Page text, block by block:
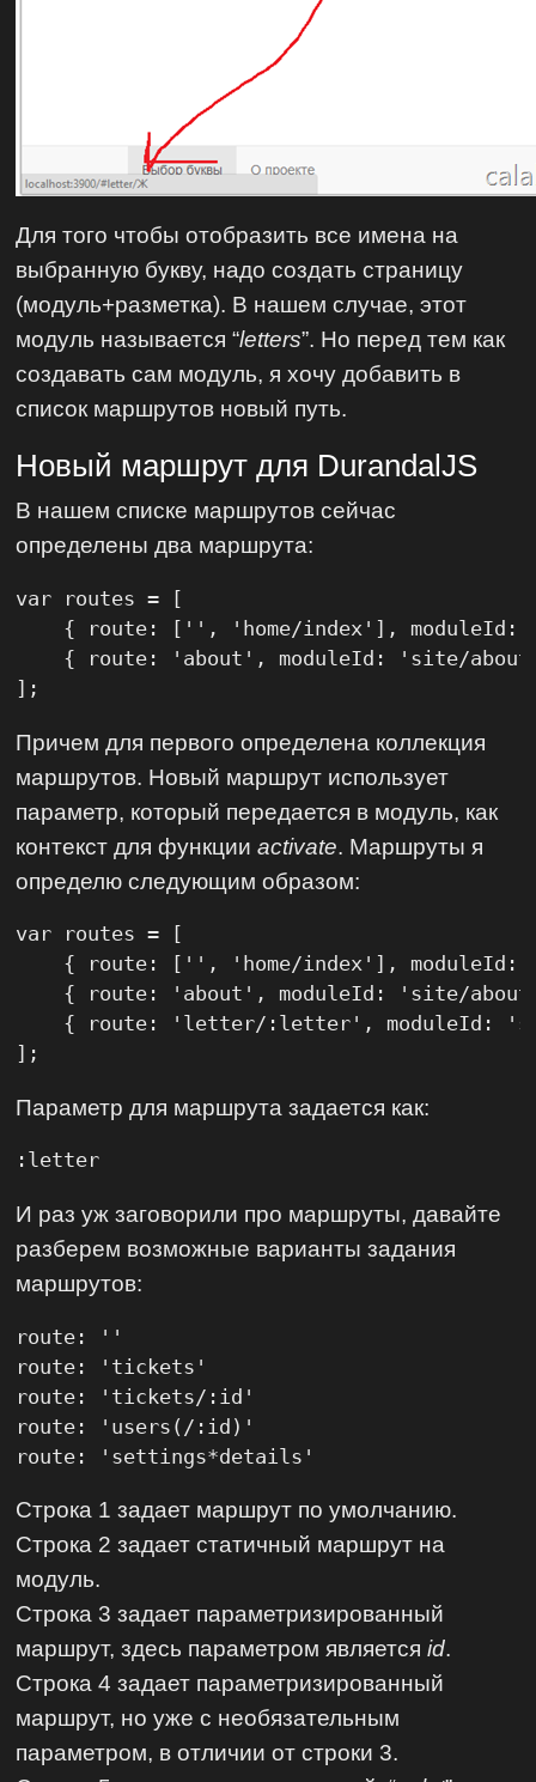
Для того чтобы отобразить все имена на
выбранную букву, надо создать страницу
(модуль+разметка). В нашем случае, этот
модуль называется “letters”. Но перед тем как
создавать сам модуль, я хочу добавить в
список маршрутов новый путь.
Новый маршрут для DurandalJS
В нашем списке маршрутов сейчас
определены два маршрута:
var routes = [
{ route: ['', 'home/index'], moduleId:
{ route: 'about', moduleId: 'site/
];
Причем для первого определена коллекция
маршрутов. Новый маршрут использует
параметр, который передается в модуль, как
контекст для функцииactivate. Маршруты я
определю следующим образом:
var routes = [
{ route: ['', 'home/index'], moduleId:
{ route: 'about', moduleId: 'site/
{ route: 'letter/:letter', moduleId:
];
Параметр для маршрута задается как:
:letter
И раз уж заговорили про маршруты, давайте
разберем возможные варианты задания
маршрутов:
route: ''
route: 'tickets'
route: 'tickets/:id'
route: 'users(/:id)'
route: 'settings*details'
Строка 1 задает маршрут по умолчанию.
Строка 2 задает статичный маршрут на
модуль.
Строка 3 задает параметризированный
маршрут, здесь параметром являетсяid.
Строка 4 задает параметризированный
маршрут, но уже с необязательным
параметром, в отличии от строки 3.